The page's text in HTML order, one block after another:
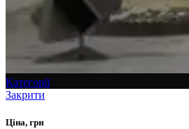
Категорії
Закрити
Ціна, грн